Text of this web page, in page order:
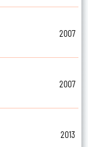
2007
2007
2013